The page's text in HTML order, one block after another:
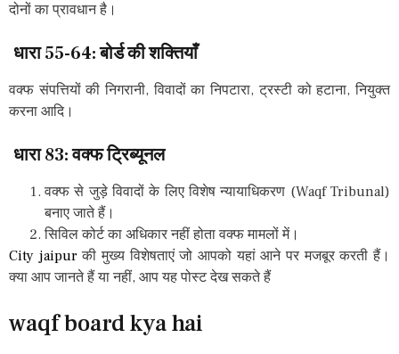
दोनों का प्रावधान है।
धारा 55-64:बोर्डकीशक्तियाँ
वक्फ संपत्तियों की निगरानी, विवादों का निपटारा, ट्रस्टी को हटाना, नियुक्त
करना आदि।
धारा 83:वक्फट्रिब्यूनल
वक्फ से जुड़े विवादों के लिए विशेष न्यायाधिकरण (Waqf Tribunal)
बनाए जाते हैं।
सिविल कोर्ट का अधिकार नहीं होता वक्फ मामलों में।
City jaipurकी मुख्य विशेषताएं जो आपको यहां आने पर मजबूर करती हैं।
क्या आप जानते हैं या नहीं, आप यह पोस्ट देख सकते हैं
waqf board kya hai